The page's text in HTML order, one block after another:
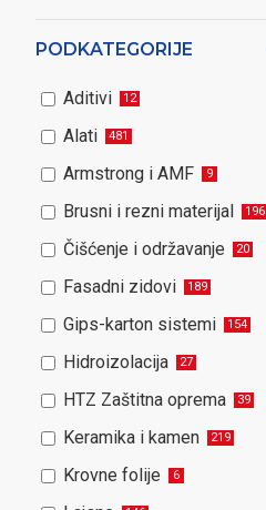
PODKATEGORIJE
Aditivi 12
Alati 481
Armstrong i AMF 9
Brusni i rezni materijal 196
Čišćenje i održavanje 20
Fasadni zidovi 189
Gips-karton sistemi 154
Hidroizolacija 27
HTZ Zaštitna oprema 39
Keramika i kamen 219
Krovne folije 6